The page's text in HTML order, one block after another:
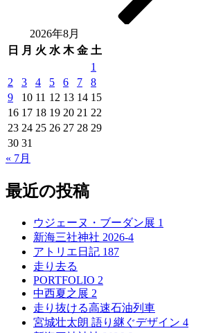
2026年8月
日
月 火 水 木 金 土
1
2
3 4 5 6 7
8
9
10 11 12 13 14 15
16 17 18 19 20 21 22
23 24 25 26 27 28 29
30 31
« 7月
最近の投稿
ウジェーヌ・ブーダン展 1
新海三社神社 2026-4
アトリエ日記 187
走り去る
PORTFOLIO 2
中西夏之展 2
走り抜ける高速石油列車
宮城壮太朗 語り継ぐデザイン 4